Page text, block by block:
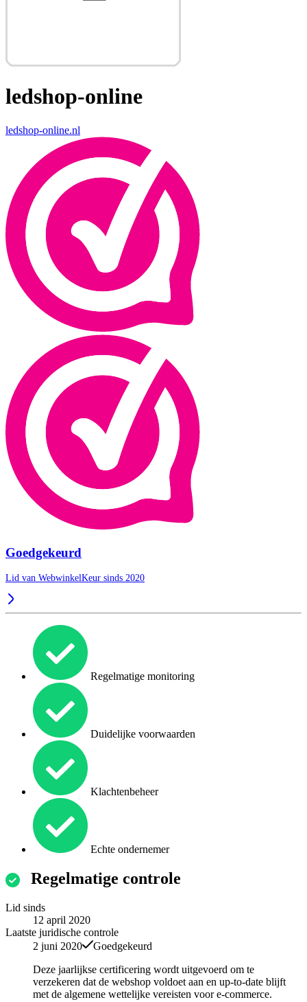
ledshop-online
ledshop-online.nl
Goedgekeurd
Lid van WebwinkelKeur sinds 2020
Regelmatige monitoring
Duidelijke voorwaarden
Klachtenbeheer
Echte ondernemer
Regelmatige controle
Lid sinds
12 april 2020
Laatste juridische controle
2 juni 2020
Goedgekeurd
Deze jaarlijkse certificering wordt uitgevoerd om te
verzekeren dat de webshop voldoet aan en up-to-date blijft
met de algemene wettelijke vereisten voor e-commerce.